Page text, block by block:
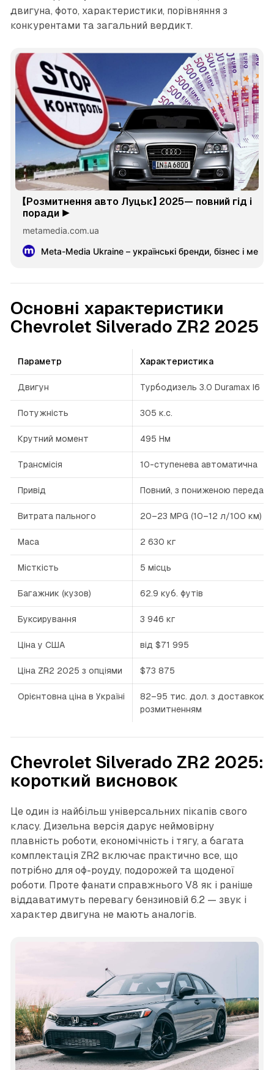
двигуна, фото, характеристики, порівняння з
конкурентами та загальний вердикт.
【Розмитнення авто Луцьк】 2025— повний гід і
поради ▶️
metamedia.com.ua
Meta-Media Ukraine – українські бренди, бізнес і
Основні характеристики
Chevrolet Silverado ZR2 2025
Параметр Характеристика
Двигун Турбодизель 3.0 Duramax I6
Потужність 305 к.с.
Крутний момент 495 Нм
Трансмісія 10-ступенева автоматична
Привід Повний, з пониженою
Витрата пального 20–23 MPG (10–12 л/100 км)
Маса 2 630 кг
Місткість 5 місць
Багажник (кузов) 62.9 куб. футів
Буксирування 3 946 кг
Ціна у США від $71 995
Ціна ZR2 2025 з опціями $73 875
Орієнтовна ціна в Україні
82–95 тис. дол. з доставкою
розмитненням
Chevrolet Silverado ZR2 2025:
короткий висновок
Це один із найбільш універсальних пікапів свого
класу. Дизельна версія дарує неймовірну
плавність роботи, економічність і тягу, а багата
комплектація ZR2 включає практично все, що
потрібно для оф-роуду, подорожей та щоденої
роботи. Проте фанати справжнього V8 як і раніше
віддаватимуть перевагу бензиновій 6.2 — звук і
характер двигуна не мають аналогів.